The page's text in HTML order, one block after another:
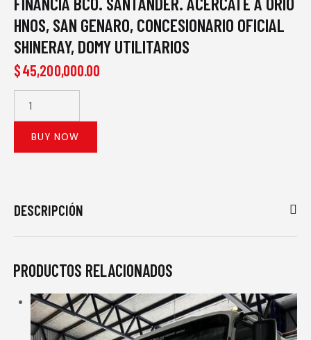
HNOS, SAN GENARO, CONCESIONARIO OFICIAL
SHINERAY, DOMY UTILITARIOS
$45,200,000.00
SHINERAY SRM
Manual 9
Santander.
SAN GENARO,
concesionario
oficial
SHINERAY,
DOMY
BUY NOW
DESCRIPCIÓN
PRODUCTOS RELACIONADOS